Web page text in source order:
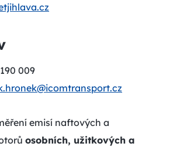
009
emisí naftových a
osobních, užitkových a